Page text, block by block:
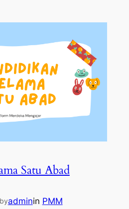
Satu Abad
adminin PMM